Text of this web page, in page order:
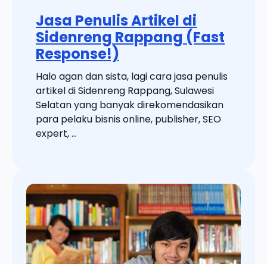
Jasa Penulis Artikel di
Sidenreng Rappang (Fast
Response!)
Halo agan dan sista, lagi cara jasa penulis
artikel di Sidenreng Rappang, Sulawesi
Selatan yang banyak direkomendasikan
para pelaku bisnis online, publisher, SEO
expert, ...